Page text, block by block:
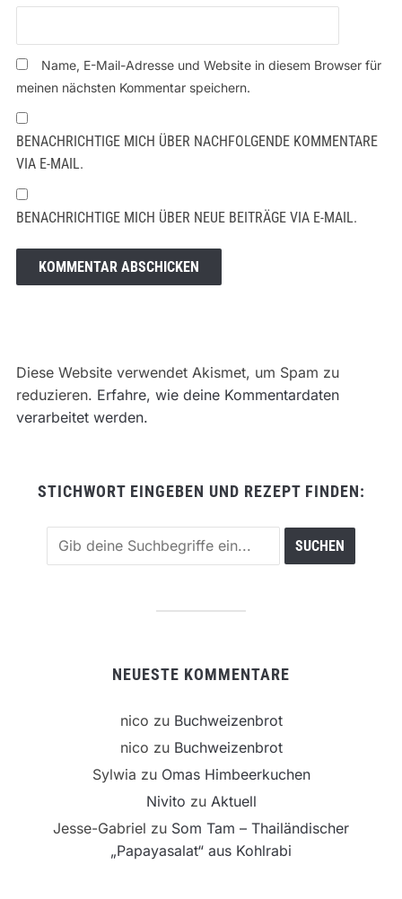
Name, E-Mail-Adresse und Website in diesem Browser für
meinen nächsten Kommentar speichern.
BENACHRICHTIGE MICH ÜBER NACHFOLGENDE KOMMENTARE
VIA E-MAIL.
BENACHRICHTIGE MICH ÜBER NEUE BEITRÄGE VIA E-MAIL.
Diese Website verwendet Akismet, um Spam zu
reduzieren. Erfahre, wie deine Kommentardaten
verarbeitet werden.
STICHWORT EINGEBEN UND REZEPT FINDEN:
NEUESTE KOMMENTARE
nico zu Buchweizenbrot
nico zu Buchweizenbrot
Sylwia zu Omas Himbeerkuchen
Nivito zu Aktuell
Jesse-Gabriel zu Som Tam – Thailändischer
„Papayasalat“ aus Kohlrabi